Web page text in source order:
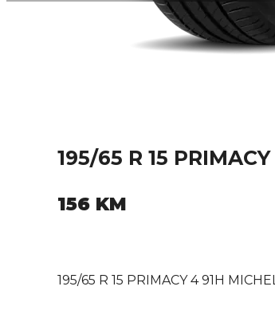
195/65 R 15
156 KM
195/65 R 15 PRIMACY 4 91H